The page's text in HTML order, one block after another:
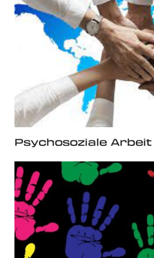
Psychosoziale